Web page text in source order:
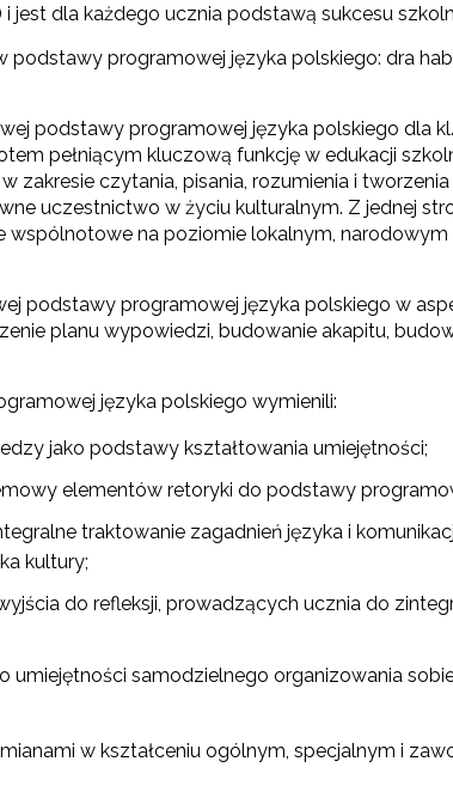
dla każdego ucznia podstawą sukcesu
programowej języka polskiego: dra
podstawy programowej języka polskiego dla
pełniącym kluczową funkcję w edukacji
zakresie czytania, pisania, rozumienia i
uczestnictwo w życiu kulturalnym. Z jednej
wspólnotowe na poziomie lokalnym,
podstawy programowej języka polskiego w
planu wypowiedzi, budowanie akapitu,
języka polskiego wymienili:
jako podstawy kształtowania umiejętności;
elementów retoryki do podstawy
traktowanie zagadnień języka i
kultury;
do refleksji, prowadzących ucznia do
umiejętności samodzielnego organizowania
w kształceniu ogólnym, specjalnym i